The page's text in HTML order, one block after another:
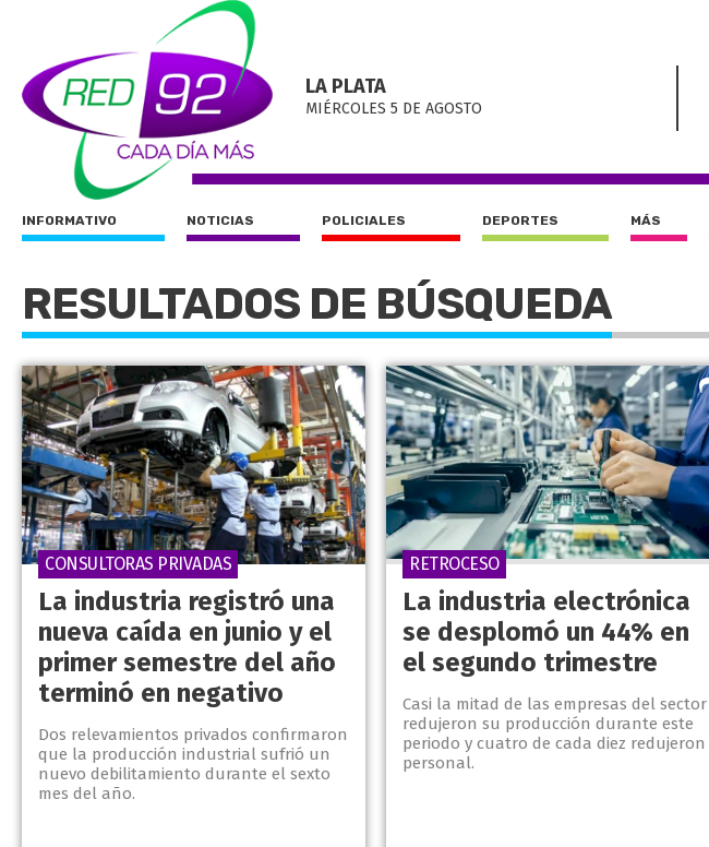
LA PLATA
MIÉRCOLES 5 DE AGOSTO
INFORMATIVO NOTICIAS POLICIALES DEPORTES MÁS
RESULTADOS DE BÚSQUEDA
La industria registró una
nueva caída en junio y el
primer semestre del año
terminó en negativo
Dos relevamientos privados confirmaron
que la producción industrial sufrió un
nuevo debilitamiento durante el sexto
mes del año.
CONSULTORAS PRIVADAS
La industria electrónica
se desplomó un 44% en
el segundo trimestre
Casi la mitad de las empresas del sector
redujeron su producción durante este
periodo y cuatro de cada diez redujeron
personal.
RETROCESO